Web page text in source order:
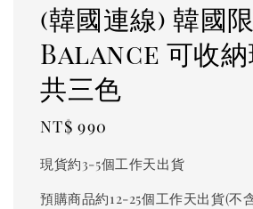
(韓國連線) 韓國
Balance 可收納
共三色
Regular
NT$ 990
現貨約3-5個工作天出貨
預購商品約12-25個工作天出貨(不